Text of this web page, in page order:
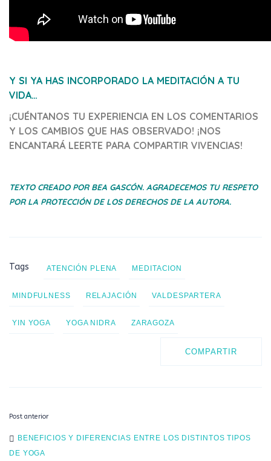
Y SI YA HAS INCORPORADO LA MEDITACIÓN A TU
VIDA…
¡CUÉNTANOS TU EXPERIENCIA EN LOS COMENTARIOS
Y LOS CAMBIOS QUE HAS OBSERVADO! ¡NOS
ENCANTARÁ LEERTE PARA COMPARTIR VIVENCIAS!
TEXTO CREADO POR BEA GASCÓN. AGRADECEMOS TU RESPETO
POR LA PROTECCIÓN DE LOS DERECHOS DE LA AUTORA.
Tags ATENCIÓN PLENA MEDITACION
MINDFULNESS RELAJACIÓN VALDESPARTERA
YIN YOGA YOGA NIDRA ZARAGOZA
COMPARTIR
POST
Post anterior
BENEFICIOS Y DIFERENCIAS ENTRE LOS DISTINTOS TIPOS
DE YOGA